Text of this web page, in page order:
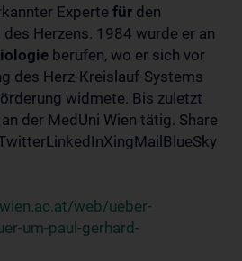
Experte für den
Herzens. 1984 wurde er an
berufen, wo er sich vor
des Herz-Kreislauf-Systems
widmete. Bis zuletzt
der MedUni Wien tätig. Share
web/ueber-
um-paul-gerhard-